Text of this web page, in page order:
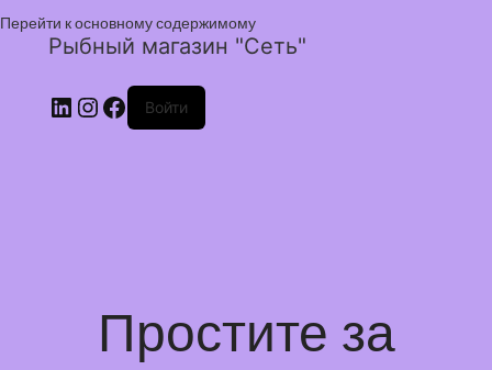
Перейти к основному содержимому
Рыбный магазин "Сеть"
Войти
Простите за